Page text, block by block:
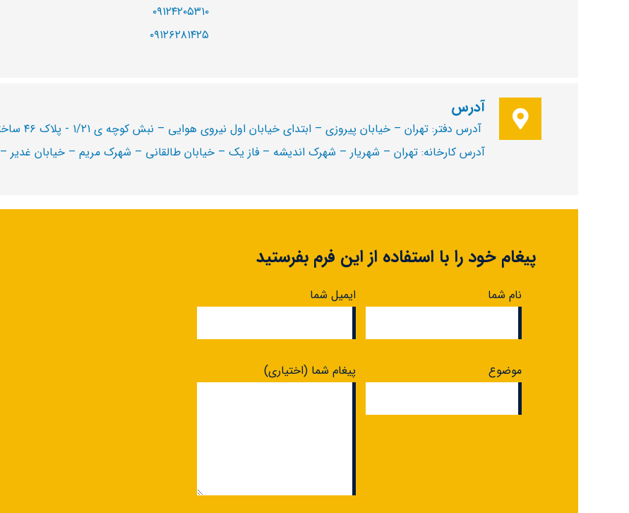
۰۹۱۲۴۲۰۵۳۱۰
۰۹۱۲۶۲۸۱۴۲۵
آدرس
آدرس دفتر: تهران – خیابان پیروزی – ابتدای خیابان اول نیروی هوایی – نبش کوچه ی ۱/۲۱ - پلاک ۴۶ ساختمان پامچال – طبقه ۴ – واحد ۱۳
آدرس کارخانه: تهران – شهریار – شهرک اندیشه – فاز یک – خیابان طالقانی – شهرک مریم – خیابان غدیر –
پیغام خود را با استفاده از این فرم بفرستید
نام شما ایمیل شما
موضوع پیغام شما (اختیاری)